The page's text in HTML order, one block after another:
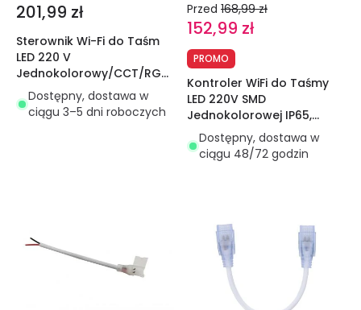
201,99 zł
Sterownik Wi-Fi do Taśm
LED 220 V
Jednokolorowy/CCT/RGB
model SKYDANCE S3(WT)
kompatybilny z
przyciskiem i pilotem RF
Dostępny, dostawa w
ciągu 3–5 dni roboczych
Przed 168,99 zł
152,99 zł
PROMO
Kontroler WiFi do Taśmy
LED 220V SMD
Jednokolorowej IP65,
Szerokość 12 mm
Dostępny, dostawa w
ciągu 48/72 godzin